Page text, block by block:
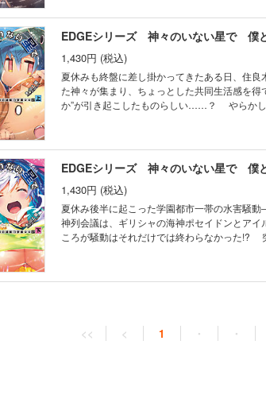
宿！ あふれ出る母性を持った木戸の正体に“
EDGEシリーズ 神々のいない星で 僕
1,430円 (税込)
夏休みも終盤に差し掛かってきたある日、住
た神々が集まり、ちょっとした共同生活感を
か”が引き起こしたものらしい……？ やらか
トロカルチャー・グラフィティ。学園ミステリ
EDGEシリーズ 神々のいない星で 僕
1,430円 (税込)
夏休み後半に起こった学園都市一帯の水害騒
神列会議は、ギリシャの海神ポセイドンとア
ころが騒動はそれだけでは終わらなかった!?
軽天地創造＆レトロカルチャー・グラフィティ
<< < 1 ・ ・